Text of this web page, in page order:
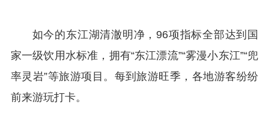
如今的东江湖清澈明净，96项指标全部达到国
家一级饮用水标准，拥有“东江漂流”“雾漫小东江”“兜
率灵岩”等旅游项目。每到旅游旺季，各地游客纷纷
前来游玩打卡。